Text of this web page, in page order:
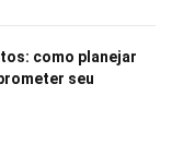
como planejar
seu